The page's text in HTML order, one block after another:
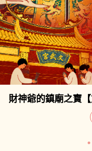
財神爺的鎮廟之寶